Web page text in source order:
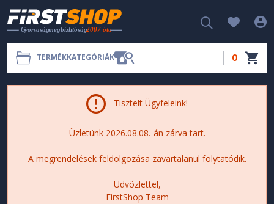
TERMÉKKATEGÓRIÁK 0
Tisztelt Ügyfeleink!
Üzletünk 2026.08.08.-án zárva tart.
A megrendelések feldolgozása zavartalanul folytatódik.
Üdvözlettel,
FirstShop Team